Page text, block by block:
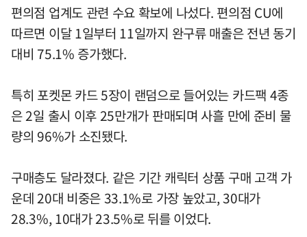
편의점 업계도 관련 수요 확보에 나섰다. 편의점 CU에
따르면 이달 1일부터 11일까지 완구류 매출은 전년 동기
대비 75.1% 증가했다.
특히 포켓몬 카드 5장이 랜덤으로 들어있는 카드팩 4종
은 2일 출시 이후 25만개가 판매되며 사흘 만에 준비 물
량의 96%가 소진됐다.
구매층도 달라졌다. 같은 기간 캐릭터 상품 구매 고객 가
운데 20대 비중은 33.1%로 가장 높았고, 30대가
28.3%, 10대가 23.5%로 뒤를 이었다.